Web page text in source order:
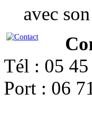
avec
Tél : 05
Port : 06